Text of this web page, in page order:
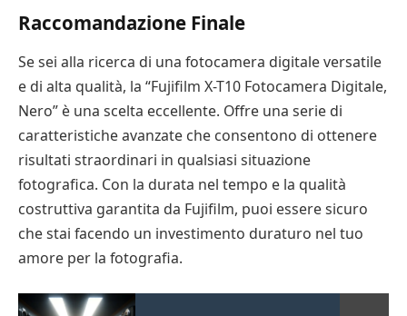
Raccomandazione Finale
Se sei alla ricerca di una fotocamera digitale versatile
e di alta qualità, la “Fujifilm X-T10 Fotocamera Digitale,
Nero” è una scelta eccellente. Offre una serie di
caratteristiche avanzate che consentono di ottenere
risultati straordinari in qualsiasi situazione
fotografica. Con la durata nel tempo e la qualità
costruttiva garantita da Fujifilm, puoi essere sicuro
che stai facendo un investimento duraturo nel tuo
amore per la fotografia.